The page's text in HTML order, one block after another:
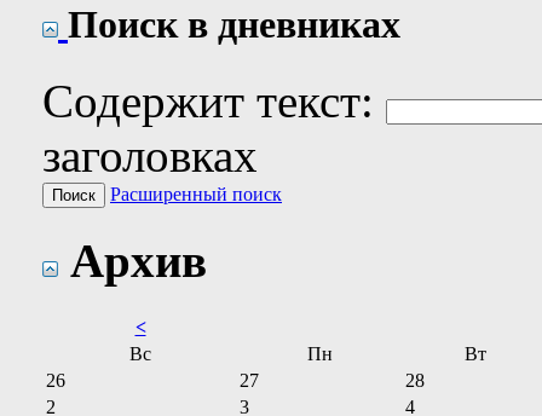
Поиск в дневниках
Содержит текст:
заголовках
Расширенный поиск
Архив
<
Вс
Пн
Вт
26
27
28
2
3
4